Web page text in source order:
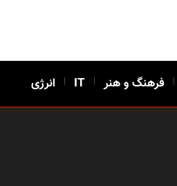
| فرهنگ و هنر |
IT
| انرژی